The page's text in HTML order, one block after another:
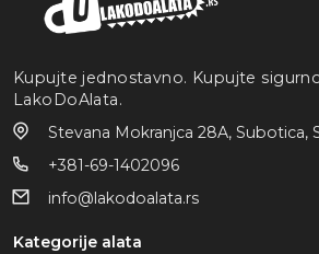
Kupujte jednostavno. Kupujte
LakoDoAlata.
Stevana Mokranjca 28A, Subotica,
+381-69-1402096
info@lakodoalata.rs
Kategorije alata